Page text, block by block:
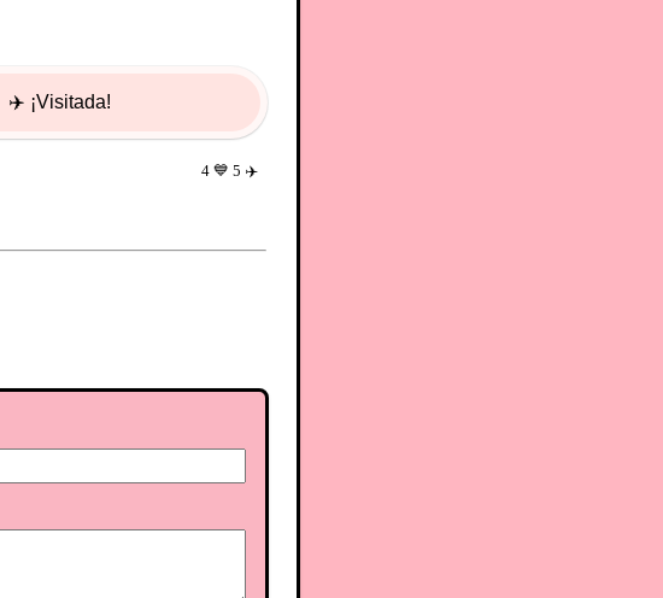
✈️ ¡Visitada!
4 💙 5 ✈️